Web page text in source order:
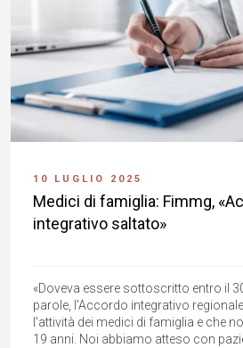
10 LUGLIO 2025
Medici di famiglia: Fimmg,
integrativo saltato»
«Doveva essere sottoscritto entro il
parole, l'Accordo integrativo
l'attività dei medici di famiglia e che
19 anni. Noi abbiamo atteso con